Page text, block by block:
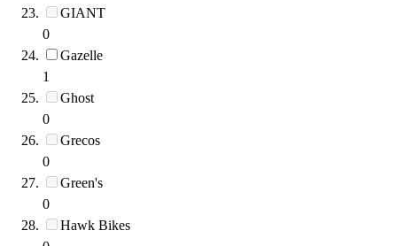
GIANT
0
Gazelle
1
Ghost
0
Grecos
0
Green's
0
Hawk Bikes